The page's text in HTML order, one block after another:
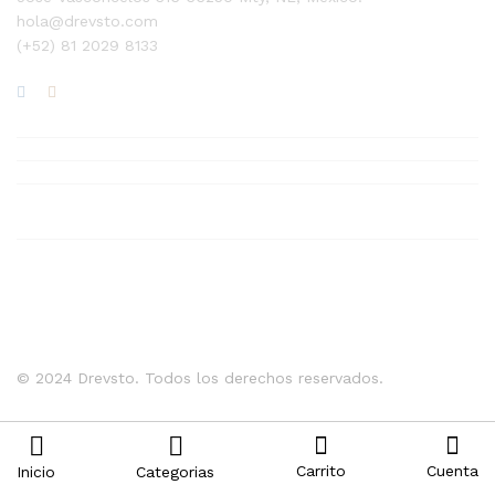
hola@drevsto.com
(+52) 81 2029 8133
© 2024 Drevsto. Todos los derechos reservados.
Inicio Categorias Carrito Cuenta